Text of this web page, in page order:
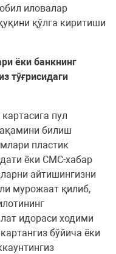
иловалар
қўлга киритиши
ёки банкнинг
тўғрисидаги
пул
билиш
пластик
ёки СМС-хабар
айтишингизни
мурожаат қилиб,
идораси ходими
бўйича ёки